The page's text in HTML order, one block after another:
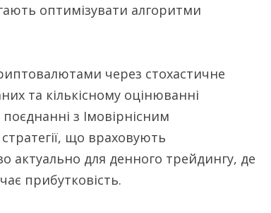
оптимізувати алгоритми
через стохастичне
та кількісному оцінюванні
з Імовірнісним
що враховують
актуально для денного трейдингу, де
прибутковість.